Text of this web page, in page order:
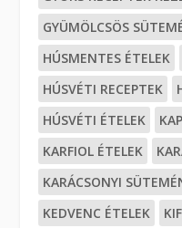
GYÜMÖLCSÖS
HÚSMENTES ÉTELEK
HÚSVÉTI RECEPTEK
HÚSVÉTI ÉTELEK
KARFIOL ÉTELEK
KARÁCSONYI
KEDVENC ÉTELEK